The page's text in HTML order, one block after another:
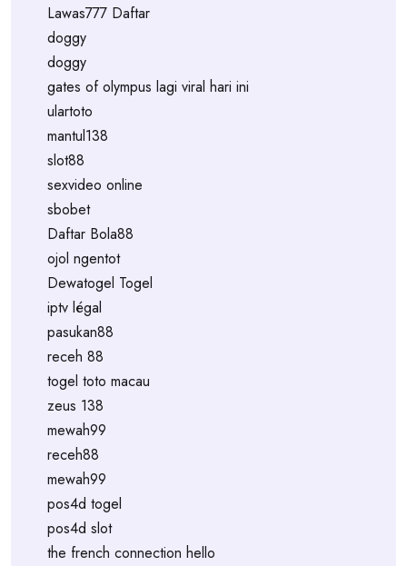
Lawas777 Daftar
doggy
doggy
gates of olympus lagi viral hari ini
ulartoto
mantul138
slot88
sexvideo online
sbobet
Daftar Bola88
ojol ngentot
Dewatogel Togel
iptv légal
pasukan88
receh 88
togel toto macau
zeus 138
mewah99
receh88
mewah99
pos4d togel
pos4d slot
the french connection hello